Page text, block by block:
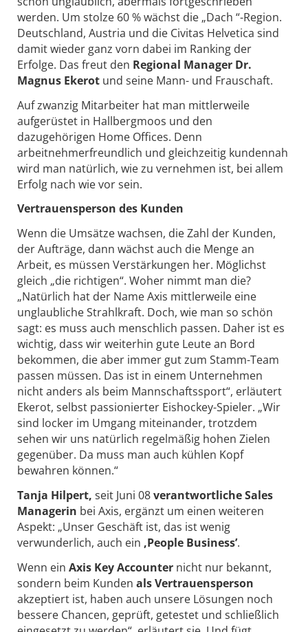
werden. Um stolze 60 % wächst die „Dach “-Region.
Deutschland, Austria und die Civitas Helvetica sind
damit wieder ganz vorn dabei im Ranking der
Erfolge. Das freut den Regional Manager Dr.
Magnus Ekerot und seine Mann- und Frauschaft.
Auf zwanzig Mitarbeiter hat man mittlerweile
aufgerüstet in Hallbergmoos und den
dazugehörigen Home Offices. Denn
arbeitnehmerfreundlich und gleichzeitig kundennah
wird man natürlich, wie zu vernehmen ist, bei allem
Erfolg nach wie vor sein.
Vertrauensperson des Kunden
Wenn die Umsätze wachsen, die Zahl der Kunden,
der Aufträge, dann wächst auch die Menge an
Arbeit, es müssen Verstärkungen her. Möglichst
gleich „die richtigen“. Woher nimmt man die?
„Natürlich hat der Name Axis mittlerweile eine
unglaubliche Strahlkraft. Doch, wie man so schön
sagt: es muss auch menschlich passen. Daher ist es
wichtig, dass wir weiterhin gute Leute an Bord
bekommen, die aber immer gut zum Stamm-Team
passen müssen. Das ist in einem Unternehmen
nicht anders als beim Mannschaftssport“, erläutert
Ekerot, selbst passionierter Eishockey-Spieler. „Wir
sind locker im Umgang miteinander, trotzdem
sehen wir uns natürlich regelmäßig hohen Zielen
gegenüber. Da muss man auch kühlen Kopf
bewahren können.“
Tanja Hilpert, seit Juni 08verantwortliche Sales
Managerin bei Axis, ergänzt um einen weiteren
Aspekt: „Unser Geschäft ist, das ist wenig
verwunderlich, auch ein ‚People Business’.
Wenn ein Axis Key Accounter nicht nur bekannt,
sondern beim Kunden als Vertrauensperson
akzeptiert ist, haben auch unsere Lösungen noch
bessere Chancen, geprüft, getestet und schließlich